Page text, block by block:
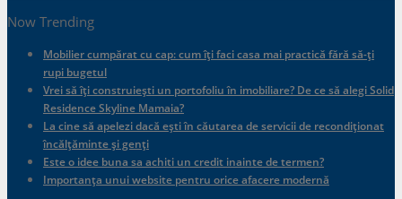
Now Trending
Mobilier cumpărat cu cap: cum îți faci casa mai practică fără să-ți
rupi bugetul
Vrei să îți construiești un portofoliu în imobiliare? De ce să alegi Solid
Residence Skyline Mamaia?
La cine să apelezi dacă ești în căutarea de servicii de recondiționat
încălțăminte și genți
Este o idee buna sa achiti un credit inainte de termen?
Importanța unui website pentru orice afacere modernă